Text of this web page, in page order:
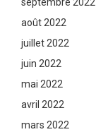
septembre 2022
août 2022
juillet 2022
juin 2022
mai 2022
avril 2022
mars 2022